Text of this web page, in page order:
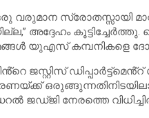
വരുമാന സ്രോതസ്സായി
അദ്ദേഹം
യുഎസ് കമ്പനികളെ
ജസ്റ്റിസ്
ജഡ്ജി നേരത്തെ